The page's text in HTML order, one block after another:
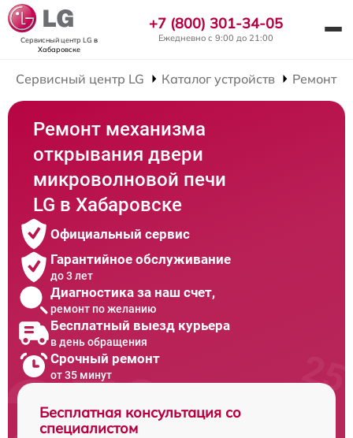
Сервисный центр LG в
Хабаровске
+7 (800) 301-34-05
Ежедневно с 9:00 до 21:00
Сервисный центр LG Каталог устройств Ремонт
Ремонт механизма
открывания двери
микроволновой печи
LG в Хабаровске
Официальный сервис
Гарантийное обслуживание
до 3 лет
Диагностика за наш счет,
ремонт по желанию
Бесплатный выезд курьера
в день обращения
Срочный ремонт
от 35 минут
Бесплатная консультация со
специалистом